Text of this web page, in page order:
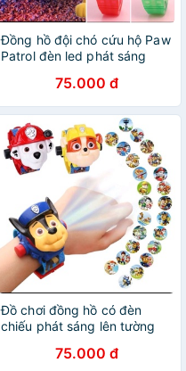
Đồng hồ đội chó cứu hộ Paw
Patrol đèn led phát sáng
75.000 đ
Đồ chơi đồng hồ có đèn
chiếu phát sáng lên tường
Patrol điện tử cho bé trai
75.000 đ